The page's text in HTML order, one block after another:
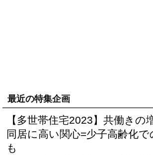
最近の特集企画
【多世帯住宅2023】共働きの
同居に高い関心=少子高齢化で
も